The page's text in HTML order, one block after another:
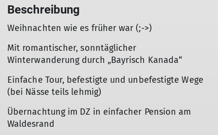
Beschreibung
Weihnachten wie es früher war (;->)
Mit romantischer, sonntäglicher
Winterwanderung durch „Bayrisch Kanada“
Einfache Tour, befestigte und unbefestigte Wege
(bei Nässe teils lehmig)
Übernachtung im DZ in einfacher Pension am
Waldesrand